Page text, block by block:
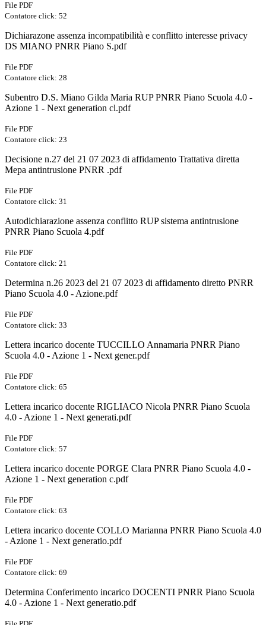
File PDF
Contatore click: 52
Dichiarazone assenza incompatibilità e conflitto interesse privacy
DS MIANO PNRR Piano S.pdf
File PDF
Contatore click: 28
Subentro D.S. Miano Gilda Maria RUP PNRR Piano Scuola 4.0 -
Azione 1 - Next generation cl.pdf
File PDF
Contatore click: 23
Decisione n.27 del 21 07 2023 di affidamento Trattativa diretta
Mepa antintrusione PNRR .pdf
File PDF
Contatore click: 31
Autodichiarazione assenza conflitto RUP sistema antintrusione
PNRR Piano Scuola 4.pdf
File PDF
Contatore click: 21
Determina n.26 2023 del 21 07 2023 di affidamento diretto PNRR
Piano Scuola 4.0 - Azione.pdf
File PDF
Contatore click: 33
Lettera incarico docente TUCCILLO Annamaria PNRR Piano
Scuola 4.0 - Azione 1 - Next gener.pdf
File PDF
Contatore click: 65
Lettera incarico docente RIGLIACO Nicola PNRR Piano Scuola
4.0 - Azione 1 - Next generati.pdf
File PDF
Contatore click: 57
Lettera incarico docente PORGE Clara PNRR Piano Scuola 4.0 -
Azione 1 - Next generation c.pdf
File PDF
Contatore click: 63
Lettera incarico docente COLLO Marianna PNRR Piano Scuola 4.0
- Azione 1 - Next generatio.pdf
File PDF
Contatore click: 69
Determina Conferimento incarico DOCENTI PNRR Piano Scuola
4.0 - Azione 1 - Next generatio.pdf